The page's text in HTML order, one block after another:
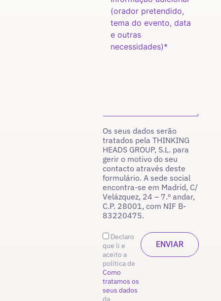
Os seus dados serão
tratados pela THINKING
HEADS GROUP, S.L. para
gerir o motivo do seu
contacto através deste
formulário. A sede social
encontra-se em Madrid, C/
Velázquez, 24 – 7.º andar,
C.P. 28001, com NIF B-
83220475.
Declaro
que li e
aceito a
política de
Como
tratamos os
seus dados
da